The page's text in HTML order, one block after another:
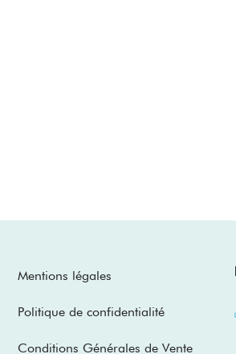
Mentions légales
Politique de confidentialité
Conditions Générales de Vente